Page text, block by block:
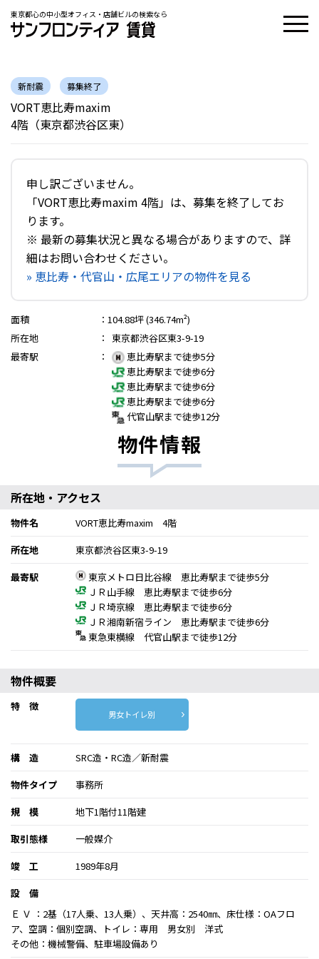
東京都心の中小型オフィス・店舗ビルの検索なら
新耐震 募集終了
VORT恵比寿maxim
4階（東京都渋谷区東）
申し訳ございません。
「VORT恵比寿maxim 4階」は、募集を終了してお
ります。
※ 最新の募集状況と異なる場合がありますので、詳
細はお問い合わせください。
» 恵比寿・代官山・広尾エリアの物件を見る
面積 ： 104.88坪 (346.74m²)
所在地
：
東京都渋谷区東3-9-19
最寄駅
：
恵比寿駅まで徒歩5分
恵比寿駅まで徒歩6分
恵比寿駅まで徒歩6分
恵比寿駅まで徒歩6分
代官山駅まで徒歩12分
物件情報
所在地・アクセス
物件名
VORT恵比寿maxim 4階
所在地
東京都渋谷区東3-9-19
最寄駅
東京メトロ日比谷線 恵比寿駅まで徒歩5分
ＪＲ山手線 恵比寿駅まで徒歩6分
ＪＲ埼京線 恵比寿駅まで徒歩6分
ＪＲ湘南新宿ライン 恵比寿駅まで徒歩6分
東急東横線 代官山駅まで徒歩12分
物件概要
特 徴
男女トイレ別
構 造
SRC造・RC造／新耐震
物件タイプ
事務所
規 模
地下1階付11階建
取引態様
一般媒介
竣 工
1989年8月
設 備
Ｅ Ｖ ：2基（17人乗、13人乗）、天井高：2540㎜、床仕様：OAフロ
ア、空調：個別空調、トイレ：専用 男女別 洋式
その他：機械警備、駐車場設備あり